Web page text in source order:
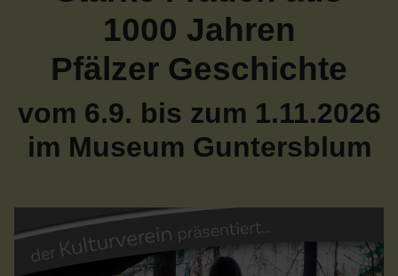
1000 Jahren
Pfälzer Geschichte
vom 6.9. bis zum 1.11.2026
im Museum Guntersblum